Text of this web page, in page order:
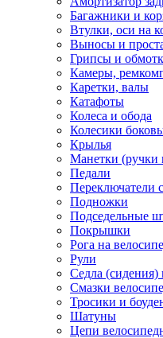
Багажники и
Втулки, оси на
Выносы и
Грипсы и
Камеры,
Каретки, валы
Катафоты
Колеса и обода
Колесики
Крылья
Манетки (ручки
Педали
Переключатели
Подножки
Подседельные
Покрышки
Рога на
Рули
Седла (сидения)
Смазки
Тросики и
Шатуны
Цепи